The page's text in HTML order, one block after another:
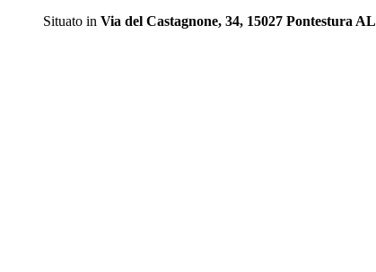
Situato in Via del Castagnone, 34, 15027 Pontestura AL